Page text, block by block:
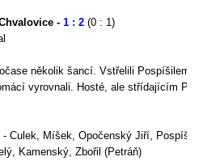
- 1 : 2 (0 : 1)
několik šancí. Vstřelili Pospíšilem
vyrovnali. Hosté, ale střídajícím
Culek, Míšek, Opočenský Jiří, Pospíšil,
Kamenský, Zbořil (Petráň)